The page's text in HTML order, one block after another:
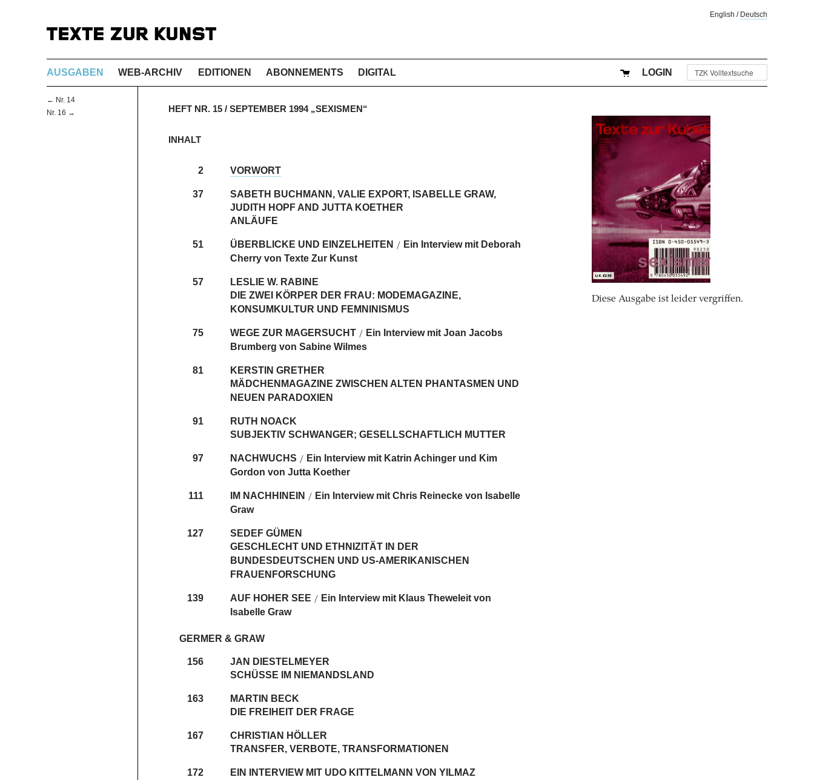
English / Deutsch
AUSGABEN WEB-ARCHIV EDITIONEN ABONNEMENTS DIGITAL LOGIN
← Nr. 14
Nr. 16 →
HEFT NR. 15 / SEPTEMBER 1994 „SEXISMEN“
INHALT
2 VORWORT
37
SABETH BUCHMANN, VALIE EXPORT, ISABELLE GRAW,
JUDITH HOPF AND JUTTA KOETHER
ANLÄUFE
51 ÜBERBLICKE UND EINZELHEITEN / Ein Interview mit Deborah
Cherry von Texte Zur Kunst
57
LESLIE W. RABINE
DIE ZWEI KÖRPER DER FRAU: MODEMAGAZINE,
KONSUMKULTUR UND FEMNINISMUS
75 WEGE ZUR MAGERSUCHT / Ein Interview mit Joan Jacobs
Brumberg von Sabine Wilmes
81
KERSTIN GRETHER
MÄDCHENMAGAZINE ZWISCHEN ALTEN PHANTASMEN UND
NEUEN PARADOXIEN
91
RUTH NOACK
SUBJEKTIV SCHWANGER; GESELLSCHAFTLICH MUTTER
97 NACHWUCHS / Ein Interview mit Katrin Achinger und Kim
Gordon von Jutta Koether
111 IM NACHHINEIN / Ein Interview mit Chris Reinecke von Isabelle
Graw
127
SEDEF GÜMEN
GESCHLECHT UND ETHNIZITÄT IN DER
BUNDESDEUTSCHEN UND US-AMERIKANISCHEN
FRAUENFORSCHUNG
139 AUF HOHER SEE / Ein Interview mit Klaus Theweleit von
Isabelle Graw
GERMER & GRAW
156
JAN DIESTELMEYER
SCHÜSSE IM NIEMANDSLAND
163
MARTIN BECK
DIE FREIHEIT DER FRAGE
167
CHRISTIAN HÖLLER
TRANSFER, VERBOTE, TRANSFORMATIONEN
172
EIN INTERVIEW MIT UDO KITTELMANN VON YILMAZ
Diese Ausgabe ist leider vergriffen.